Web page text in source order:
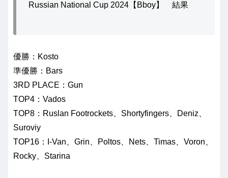
Russian National Cup 2024【Bboy】 結果
優勝：Kosto
準優勝：Bars
3RD PLACE：Gun
TOP4：Vados
TOP8：Ruslan Footrockets、Shortyfingers、Deniz、
Suroviy
TOP16：I-Van、Grin、Poltos、Nets、Timas、Voron、
Rocky、Starina